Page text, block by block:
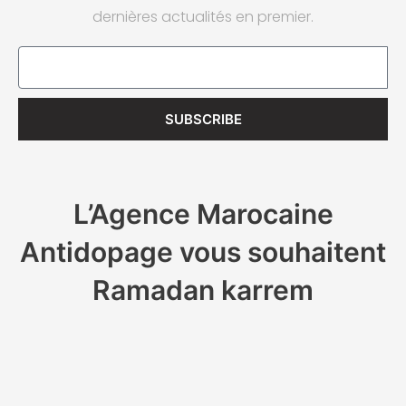
dernières actualités en premier.
Email
SUBSCRIBE
L’Agence Marocaine
Antidopage vous souhaitent
Ramadan karrem